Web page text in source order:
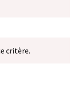
critère.